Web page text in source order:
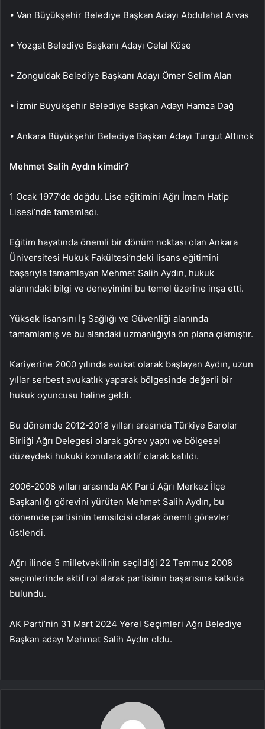
• Van Büyükşehir Belediye Başkan Adayı Abdulahat Arvas
• Yozgat Belediye Başkanı Adayı Celal Köse
• Zonguldak Belediye Başkanı Adayı Ömer Selim Alan
• İzmir Büyükşehir Belediye Başkan Adayı Hamza Dağ
• Ankara Büyükşehir Belediye Başkan Adayı Turgut Altınok
Mehmet Salih Aydın kimdir?
1 Ocak 1977’de doğdu. Lise eğitimini Ağrı İmam Hatip
Lisesi’nde tamamladı.
Eğitim hayatında önemli bir dönüm noktası olan Ankara
Üniversitesi Hukuk Fakültesi’ndeki lisans eğitimini
başarıyla tamamlayan Mehmet Salih Aydın, hukuk
alanındaki bilgi ve deneyimini bu temel üzerine inşa etti.
Yüksek lisansını İş Sağlığı ve Güvenliği alanında
tamamlamış ve bu alandaki uzmanlığıyla ön plana çıkmıştır.
Kariyerine 2000 yılında avukat olarak başlayan Aydın, uzun
yıllar serbest avukatlık yaparak bölgesinde değerli bir
hukuk oyuncusu haline geldi.
Bu dönemde 2012-2018 yılları arasında Türkiye Barolar
Birliği Ağrı Delegesi olarak görev yaptı ve bölgesel
düzeydeki hukuki konulara aktif olarak katıldı.
2006-2008 yılları arasında AK Parti Ağrı Merkez İlçe
Başkanlığı görevini yürüten Mehmet Salih Aydın, bu
dönemde partisinin temsilcisi olarak önemli görevler
üstlendi.
Ağrı ilinde 5 milletvekilinin seçildiği 22 Temmuz 2008
seçimlerinde aktif rol alarak partisinin başarısına katkıda
bulundu.
AK Parti’nin 31 Mart 2024 Yerel Seçimleri Ağrı Belediye
Başkan adayı Mehmet Salih Aydın oldu.